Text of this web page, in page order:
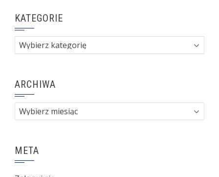
KATEGORIE
Kategorie
ARCHIWA
Archiwa
META